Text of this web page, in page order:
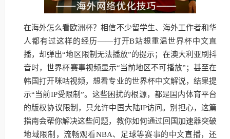
在海外怎么看欧洲杯？相信不少留学生、海外工作者和华
人都有过这样的经历——打开B站想重温世界杯中文直
播，却弹出“地区限制无法播放”的提示；在澳大利亚刷抖
音时，世界杯赛事视频显示“当前地区不可播放”；甚至在
韩国打开咪咕视频，想看专业的世界杯中文解说，结果提
示“当前IP受限制”。这些困扰的根源，都是国内体育平台
的版权协议限制，只允许中国大陆IP访问。别担心，这篇
指南会帮你解决这些问题，教你如何通过回国加速器突破
地域限制，流畅观看NBA、足球等赛事的中文直播，还